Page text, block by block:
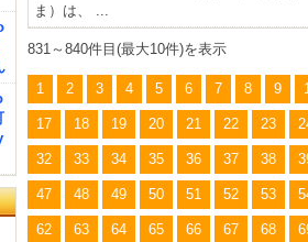
ま）は、 ...
831～840件目(最大10件)を表示
1 2 3 4 5 6 7 8 9
17 18 19 20 21 22 23
32 33 34 35 36 37 38
47 48 49 50 51 52 53
62 63 64 65 66 67 68